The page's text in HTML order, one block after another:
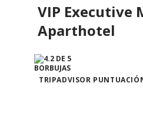
VIP Executive
Aparthotel
TRIPADVISOR